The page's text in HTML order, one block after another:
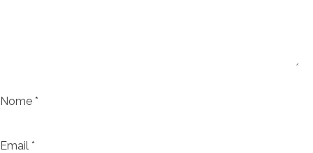
Nome *
Email *